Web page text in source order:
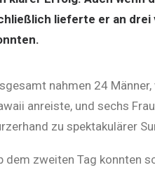
lieferte er an drei
nahmen 24
anreiste, und sechs
zu spektakulärer
dem zweiten Tag konnten